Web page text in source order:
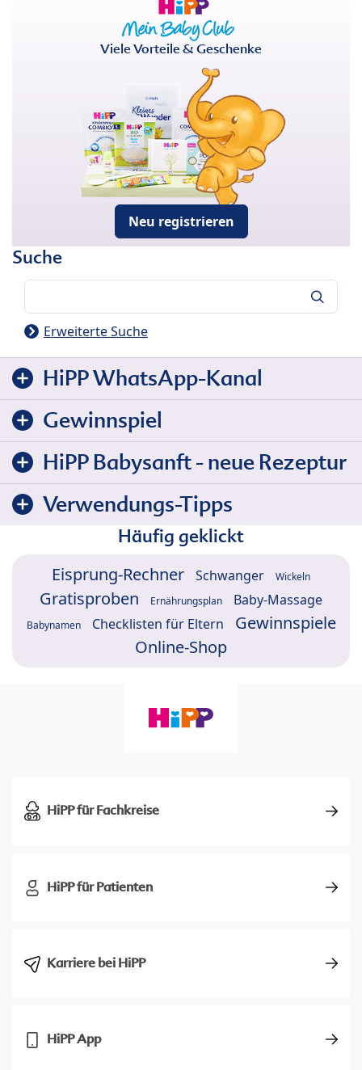
Viele Vorteile & Geschenke
Neu registrieren
Suche
Erweiterte Suche
HiPP WhatsApp-Kanal
Gewinnspiel
HiPP Babysanft - neue Rezeptur
Verwendungs-Tipps
Häufig geklickt
Eisprung-Rechner Schwanger Wickeln
Gratisproben Ernährungsplan Baby-Massage
Babynamen Checklisten für Eltern
Gewinnspiele
Online-Shop
HiPP für Fachkreise
HiPP für Patienten
Karriere bei HiPP
HiPP App